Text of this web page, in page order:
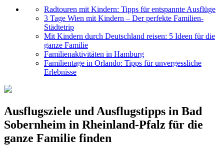
Radtouren mit Kindern: Tipps für entspannte Ausflüge
3 Tage Wien mit Kindern – Der perfekte Familien-
Städtetrip
Mit Kindern durch Deutschland reisen: 5 Ideen für die
ganze Familie
Familienaktivitäten in Hamburg
Familientage in Orlando: Tipps für unvergessliche
Erlebnisse
Ausflugsziele und Ausflugstipps in Bad
Sobernheim in Rheinland-Pfalz für die
ganze Familie finden